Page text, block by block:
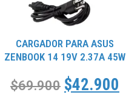
CARGADOR PARA ASUS
ZENBOOK 14 19V 2.37A 45W
$69.900 $42.900